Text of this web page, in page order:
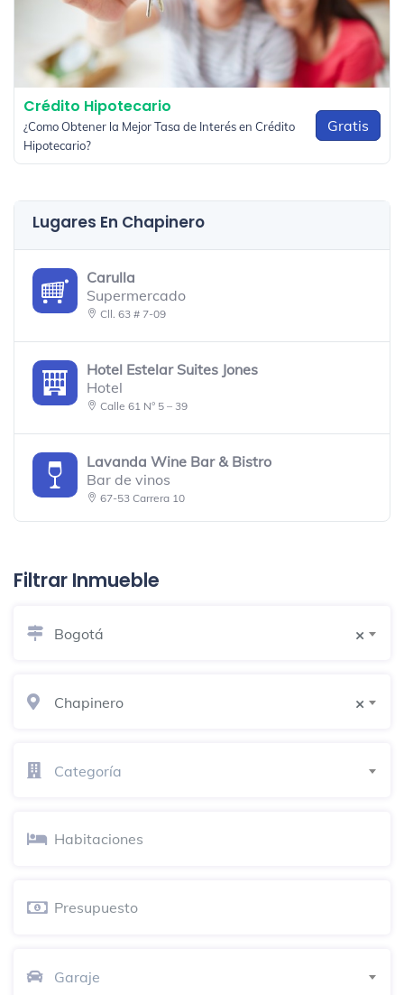
Crédito Hipotecario
¿Como Obtener la Mejor Tasa de Interés en Crédito
Hipotecario?
Gratis
Lugares En Chapinero
Carulla
Supermercado
Cll. 63 # 7-09
Hotel Estelar Suites Jones
Hotel
Calle 61 N° 5 – 39
Lavanda Wine Bar & Bistro
Bar de vinos
67-53 Carrera 10
Restaurante caribeño
Crepes & Waffles - Artesano
Restaurante
Cll 71 # 10-25
Tierra
Restaurante
Filtrar Inmueble
×
Bogotá
×
Chapinero
Categoría
Garaje